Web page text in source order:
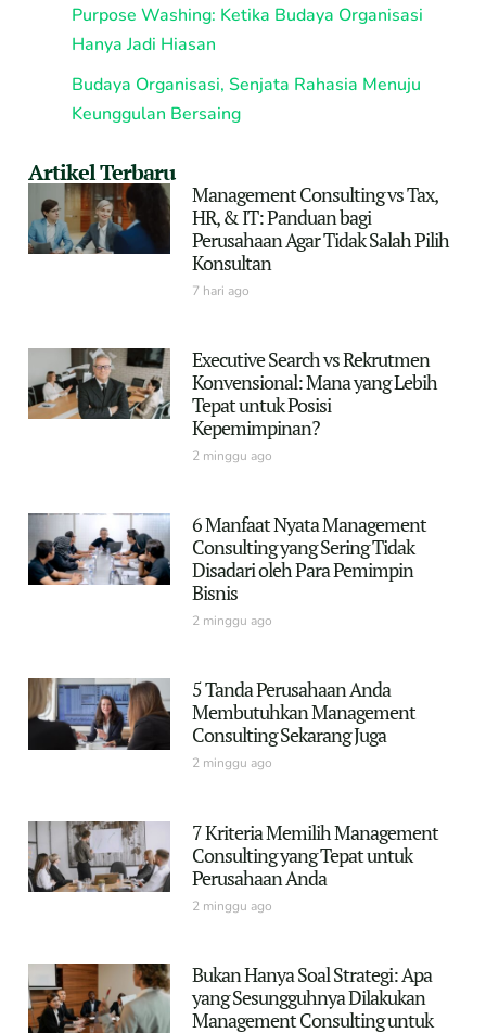
Purpose Washing: Ketika Budaya Organisasi
Hanya Jadi Hiasan
Budaya Organisasi, Senjata Rahasia Menuju
Keunggulan Bersaing
Artikel Terbaru
Management Consulting vs Tax,
HR, & IT: Panduan bagi
Perusahaan Agar Tidak Salah Pilih
Konsultan
7 hari ago
Executive Search vs Rekrutmen
Konvensional: Mana yang Lebih
Tepat untuk Posisi
Kepemimpinan?
2 minggu ago
6 Manfaat Nyata Management
Consulting yang Sering Tidak
Disadari oleh Para Pemimpin
Bisnis
2 minggu ago
5 Tanda Perusahaan Anda
Membutuhkan Management
Consulting Sekarang Juga
2 minggu ago
7 Kriteria Memilih Management
Consulting yang Tepat untuk
Perusahaan Anda
2 minggu ago
Bukan Hanya Soal Strategi: Apa
yang Sesungguhnya Dilakukan
Management Consulting untuk